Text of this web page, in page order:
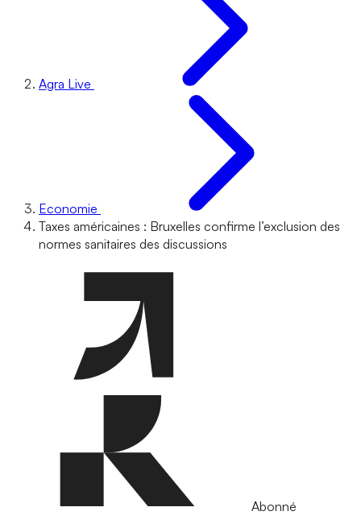
Agra Live
Economie
Taxes américaines : Bruxelles confirme l’exclusion des
normes sanitaires des discussions
Abonné